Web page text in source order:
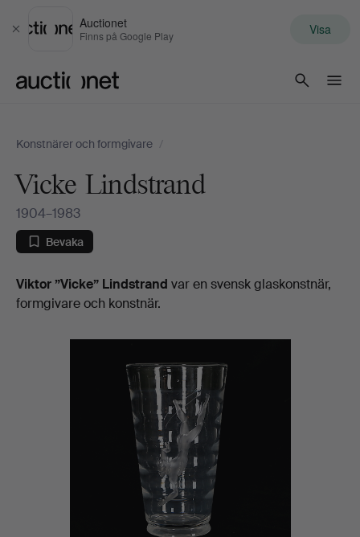
Stäng
Auctionet
Finns på Google Play Visa
Konstnärer och formgivare /
Vicke Lindstrand
1904–1983
Bevaka
Biografi
Viktor ”Vicke” Lindstrand var en svensk glaskonstnär,
formgivare och konstnär.